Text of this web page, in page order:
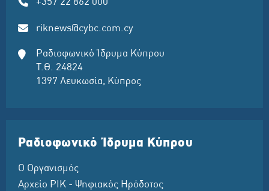
+357 22 862 000
riknews@cybc.com.cy
Ραδιοφωνικό Ίδρυμα Κύπρου
Τ.Θ. 24824
1397 Λευκωσία, Κύπρος
Ραδιοφωνικό Ίδρυμα Κύπρου
Ο Οργανισμός
Αρχείο ΡΙΚ - Ψηφιακός Ηρόδοτος